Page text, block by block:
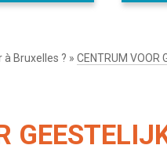
à Bruxelles ? » CENTRUM VOOR